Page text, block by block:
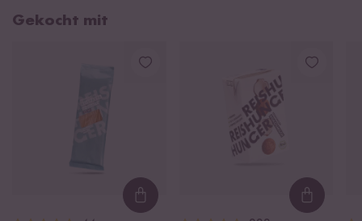
Gekocht mit
Loading...